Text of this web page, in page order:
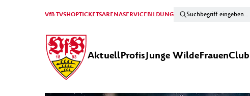
VfB TVSHOPTICKETSARENASERVICEBILDUNG
AktuellProfisJunge WildeFrauenClub